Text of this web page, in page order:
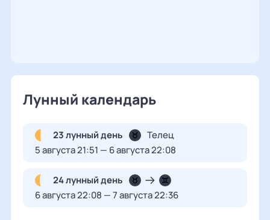
Лунный календарь
23 лунный день
Телец
5 августа 21:51 — 6 августа 22:08
24 лунный день
6 августа 22:08 — 7 августа 22:36